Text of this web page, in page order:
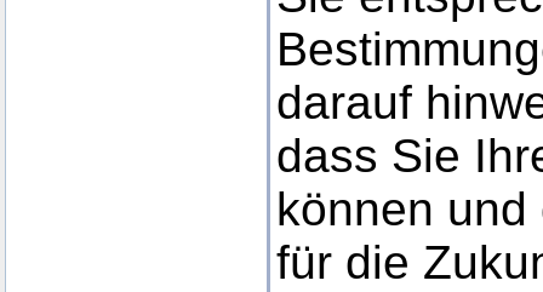
darauf
dass Sie
können
für die